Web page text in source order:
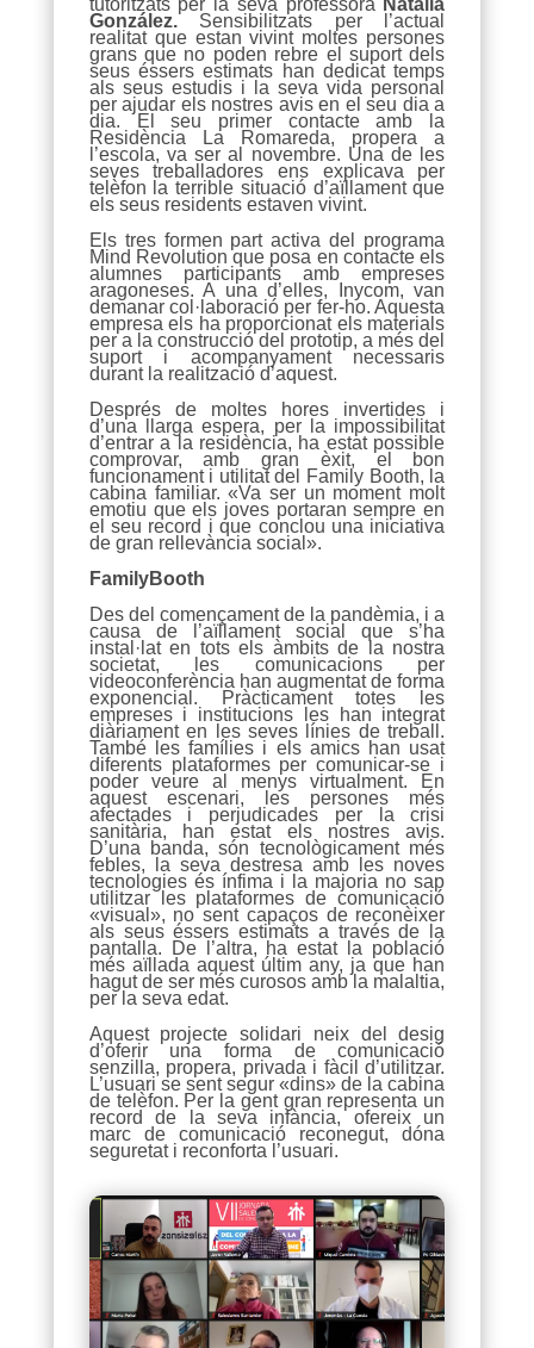
tutoritzats per la seva professora Natalia
González.Sensibilitzats per l’actual
realitat que estan vivint moltes persones
grans que no poden rebre el suport dels
seus éssers estimats han dedicat temps
als seus estudis i la seva vida personal
per ajudar els nostres avis en el seu dia a
dia. El seu primer contacte amb la
Residència La Romareda, propera a
l’escola, va ser al novembre. Una de les
seves treballadores ens explicava per
telèfon la terrible situació d’aïllament que
els seus residents estaven vivint.
Els tres formen part activa del programa
Mind Revolution que posa en contacte els
alumnes participants amb empreses
aragoneses. A una d’elles, Inycom, van
demanar col·laboració per fer-ho. Aquesta
empresa els ha proporcionat els materials
per a la construcció del prototip, a més del
suport i acompanyament necessaris
durant la realització d’aquest.
Després de moltes hores invertides i
d’una llarga espera, per la impossibilitat
d’entrar a la residència, ha estat possible
comprovar, amb gran èxit, el bon
funcionament i utilitat del Family Booth, la
cabina familiar. «Va ser un moment molt
emotiu que els joves portaran sempre en
el seu record i que conclou una iniciativa
de gran rellevància social».
FamilyBooth
Des del començament de la pandèmia, i a
causa de l’aïllament social que s’ha
instal·lat en tots els àmbits de la nostra
societat, les comunicacions per
videoconferència han augmentat de forma
exponencial. Pràcticament totes les
empreses i institucions les han integrat
diàriament en les seves línies de treball.
També les famílies i els amics han usat
diferents plataformes per comunicar-se i
poder veure al menys virtualment. En
aquest escenari, les persones més
afectades i perjudicades per la crisi
sanitària, han estat els nostres avis.
D’una banda, són tecnològicament més
febles, la seva destresa amb les noves
tecnologies és ínfima i la majoria no sap
utilitzar les plataformes de comunicació
«visual», no sent capaços de reconèixer
als seus éssers estimats a través de la
pantalla. De l’altra, ha estat la població
més aïllada aquest últim any, ja que han
hagut de ser més curosos amb la malaltia,
per la seva edat.
Aquest projecte solidari neix del desig
d’oferir una forma de comunicació
senzilla, propera, privada i fàcil d’utilitzar.
L’usuari se sent segur «dins» de la cabina
de telèfon. Per la gent gran representa un
record de la seva infància, ofereix un
marc de comunicació reconegut, dóna
seguretat i reconforta l’usuari.